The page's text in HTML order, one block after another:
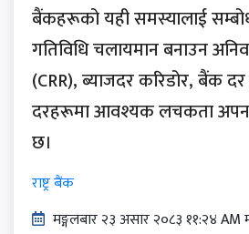
बैंकहरूको यही समस्यालाई
गतिविधि चलायमान बनाउन
(CRR), ब्याजदर करिडोर, बैंक
दरहरूमा आवश्यक लचकता
छ।
राष्ट्र बैंक
मङ्गलबार २३ असार २०८३ ११:२४ AM